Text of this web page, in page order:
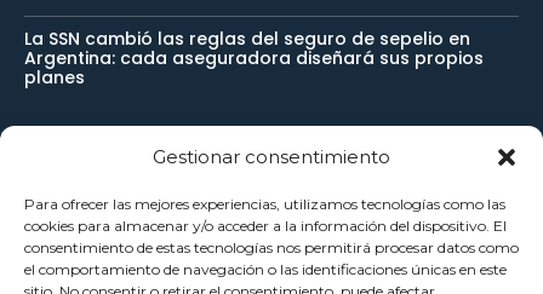
Gestionar consentimiento
Para ofrecer las mejores experiencias, utilizamos tecnologías como las
cookies para almacenar y/o acceder a la información del dispositivo. El
consentimiento de estas tecnologías nos permitirá procesar datos como
el comportamiento de navegación o las identificaciones únicas en este
La SSN cambió las reglas del seguro de sepelio en
Argentina: cada aseguradora diseñará sus propios
planes
Newsletter
Reciba noticias importantes directamente en su buzón de
entrada y manténgase conectado.